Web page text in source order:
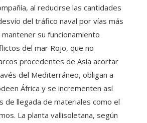
al reducirse las cantidades
del tráfico naval por vías más
su funcionamiento
del mar Rojo, que no
procedentes de Asia acortar
del Mediterráneo, obligan a
África y se incrementen así
de llegada de materiales como el
La planta vallisoletana, según